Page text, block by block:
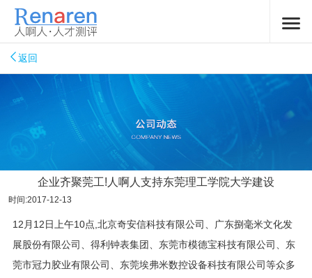
返回
企业齐聚莞工!人啊人支持东莞理工学院大学建设
时间:2017-12-13
12月12日上午10点,北京奇安信科技有限公司、广东捌毫米文化发
展股份有限公司、得利钟表集团、东莞市模德宝科技有限公司、东
莞市冠力胶业有限公司、东莞埃弗米数控设备科技有限公司等众多